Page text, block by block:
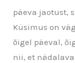
päeva jaotust,
Küsimus on
õigel päeval,
nii, et